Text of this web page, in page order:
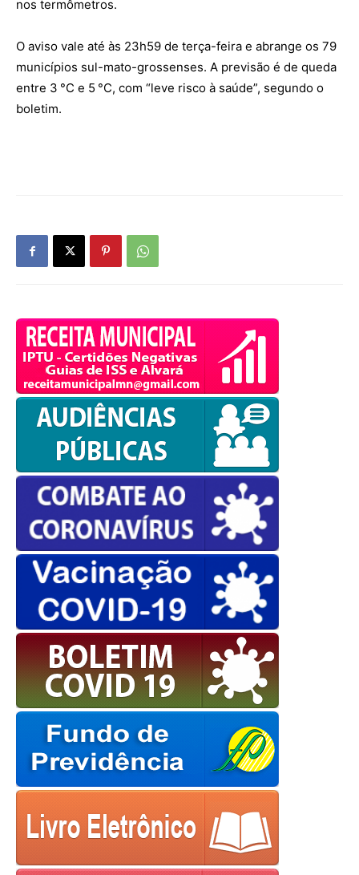
nos termômetros.
O aviso vale até às 23h59 de terça-feira e abrange os 79
municípios sul-mato-grossenses. A previsão é de queda
entre 3 °C e 5 °C, com “leve risco à saúde”, segundo o
boletim.